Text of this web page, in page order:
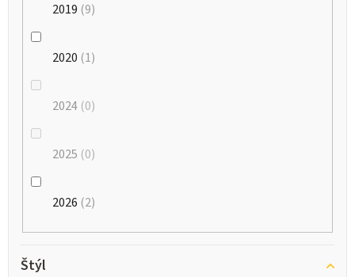
2019 9
2020 1
2024 0
2025 0
2026 2
Štýl